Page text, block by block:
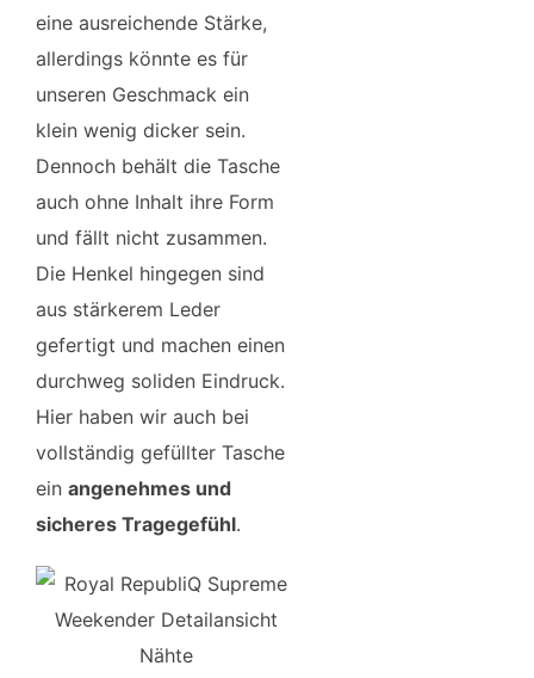
eine ausreichende Stärke,
allerdings könnte es für
unseren Geschmack ein
klein wenig dicker sein.
Dennoch behält die Tasche
auch ohne Inhalt ihre Form
und fällt nicht zusammen.
Die Henkel hingegen sind
aus stärkerem Leder
gefertigt und machen einen
durchweg soliden Eindruck.
Hier haben wir auch bei
vollständig gefüllter Tasche
ein angenehmes und
sicheres Tragegefühl.